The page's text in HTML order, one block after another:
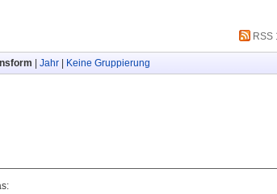
RSS
Jahr| Keine Gruppierung
: